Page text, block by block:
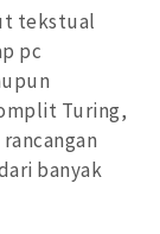
tekstual
pc
Turing,
banyak